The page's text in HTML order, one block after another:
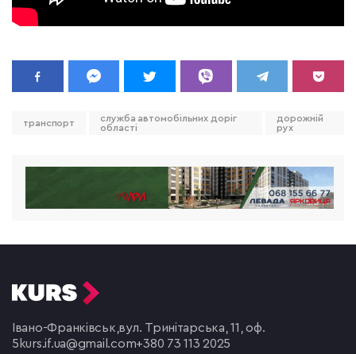
транспорт
служба автомобільних доріг
області
дорожній
рух
Івано-Франківськ,вул. Тринітарська, 11, оф.
5 kurs.if.ua@gmail.com+380 73 113 2025